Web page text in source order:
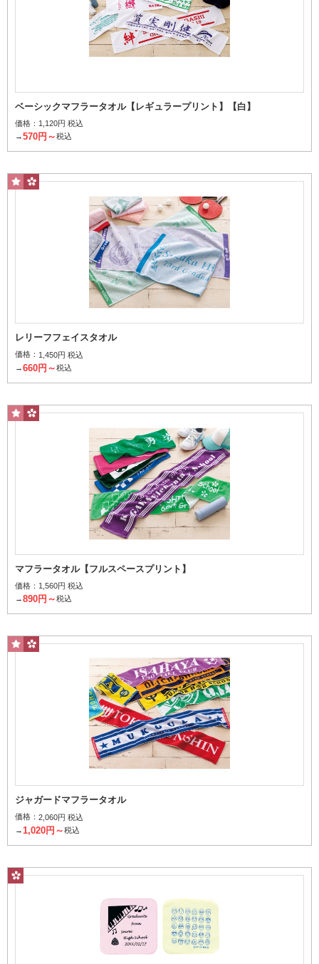
バスタオル
お風呂上りに体を拭くのにおすすめのサイズ
ハンカチとして毎日持ち歩ける定番サイズ
手や顔を拭くのに最適
加工の種類から探す
ジャガード（2色毛違い）
パイルの上げ下げでデザインを表現
フルスペースプリント
ベーシックマフラータオル【レギュラープリント】【白】
価格： 1,120円 税込
→570円～税込
レリーフフェイスタオル
価格： 1,450円 税込
→660円～税込
マフラータオル【フルスペースプリント】
価格： 1,560円 税込
→890円～税込
ジャガードマフラータオル
価格： 2,060円 税込
→ 1,020円～税込